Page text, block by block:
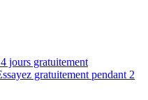
jours gratuitement
gratuitement pendant 2